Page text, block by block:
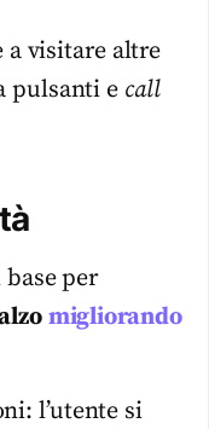
a visitare altre
pulsanti e call
per
migliorando
l’utente si